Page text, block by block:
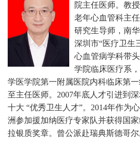
院主任医师。 教
老年心血管科主
研究生导师，南
深圳市“医疗卫生
心血管病学科带
学院临床医疗系
学医学院第一附属医院内科临床第
至主任医师。2007年底人才引进到
十大 “优秀卫生人才”。2014年作为
洲参加援加纳医疗专家队并获得国
拉银质奖章。曾公派赴瑞典斯德哥